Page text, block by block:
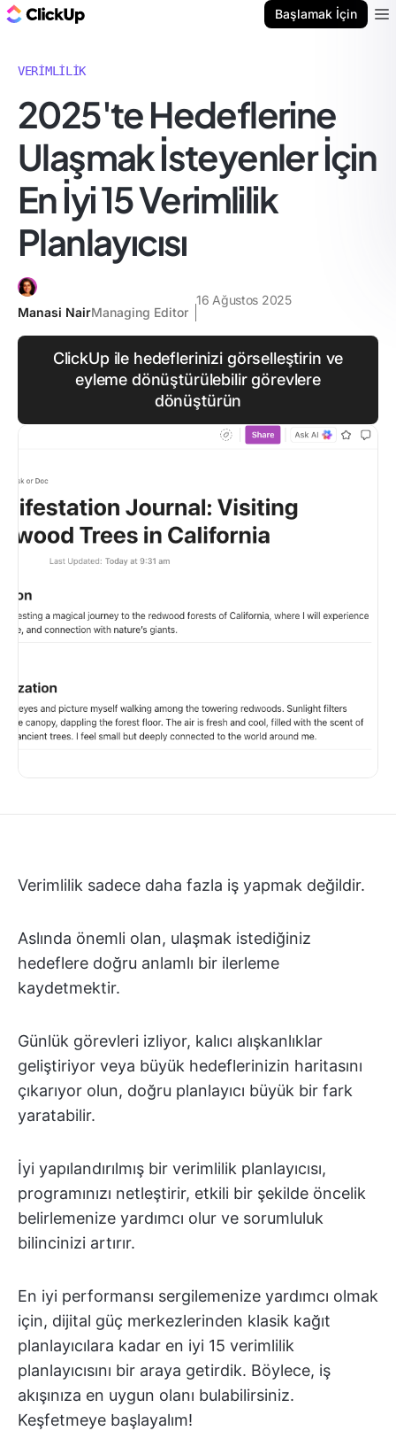
Başlamak İçin
VERIMLILIK
2025'te Hedeflerine
Ulaşmak İsteyenler İçin
En İyi 15 Verimlilik
Planlayıcısı
Manasi NairManaging Editor
16 Ağustos 2025
ClickUp ile hedeflerinizi görselleştirin ve
eyleme dönüştürülebilir görevlere
dönüştürün
Verimlilik sadece daha fazla iş yapmak değildir.
Aslında önemli olan, ulaşmak istediğiniz
hedeflere doğru anlamlı bir ilerleme
kaydetmektir.
Günlük görevleri izliyor, kalıcı alışkanlıklar
geliştiriyor veya büyük hedeflerinizin haritasını
çıkarıyor olun, doğru planlayıcı büyük bir fark
yaratabilir.
İyi yapılandırılmış bir verimlilik planlayıcısı,
programınızı netleştirir, etkili bir şekilde öncelik
belirlemenize yardımcı olur ve sorumluluk
bilincinizi artırır.
En iyi performansı sergilemenize yardımcı olmak
için, dijital güç merkezlerinden klasik kağıt
planlayıcılara kadar en iyi 15 verimlilik
planlayıcısını bir araya getirdik. Böylece, iş
akışınıza en uygun olanı bulabilirsiniz.
Keşfetmeye başlayalım!